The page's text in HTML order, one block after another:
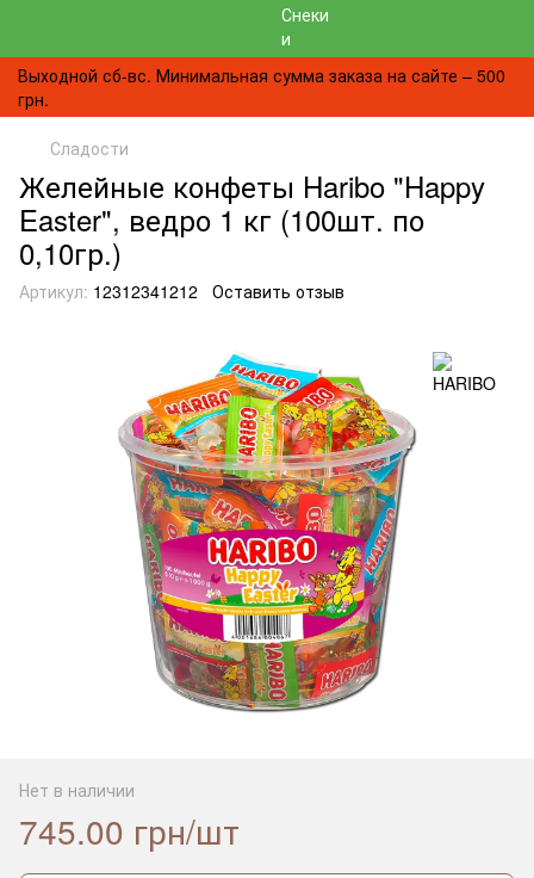
Выходной сб-вс. Минимальная сумма заказа на сайте – 500
грн.
Сладости
Желейные конфеты Haribo "Happy
Easter", ведро 1 кг (100шт. по
0,10гр.)
Артикул: 12312341212 Оставить отзыв
Нет в наличии
745.00 грн/шт